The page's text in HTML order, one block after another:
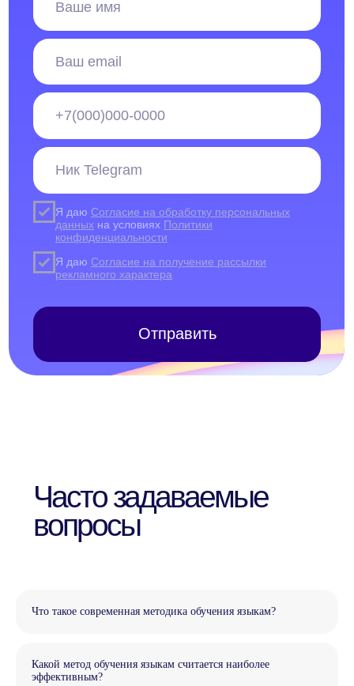
Что такое современная методика обучения языкам?
Какой метод обучения языкам считается наиболее
эффективным?
Подписаться
и акций